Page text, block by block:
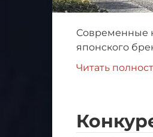
Современные
японского
Читать